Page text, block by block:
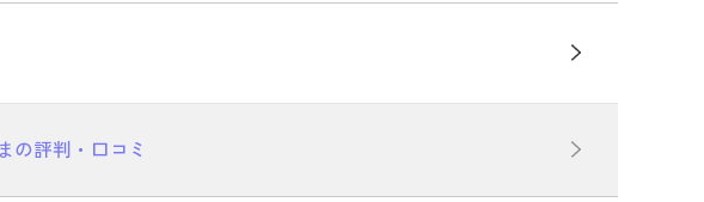
の評判・口コミ